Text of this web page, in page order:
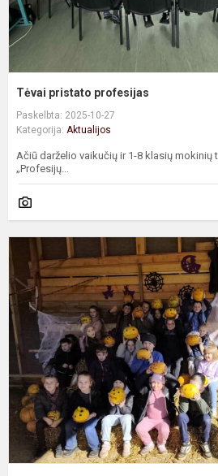
Tėvai pristato profesijas
Paskelbta: 2025-10-27
Kategorija: Aktualijos
Ačiū darželio vaikučių ir 1-8 klasių mokinių
„Profesijų...